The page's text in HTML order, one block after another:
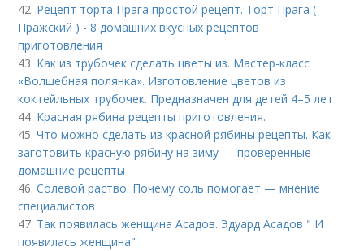
42. Рецепт торта Прага простой рецепт. Торт Прага (
Пражский ) - 8 домашних вкусных рецептов
приготовления
43. Как из трубочек сделать цветы из. Мастер-класс
«Волшебная полянка». Изготовление цветов из
коктейльных трубочек. Предназначен для детей 4–5 лет
44. Красная рябина рецепты приготовления.
45.Что можно сделать из красной рябины рецепты. Как
заготовить красную рябину на зиму — проверенные
домашние рецепты
46.Солевой раство. Почему соль помогает — мнение
специалистов
47. Так появилась женщина Асадов. Эдуард Асадов " И
появилась женщина"